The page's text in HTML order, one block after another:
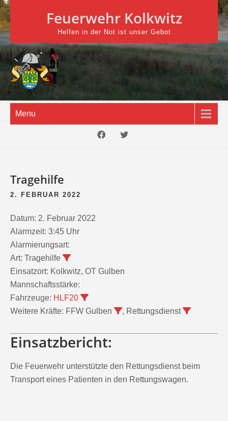
Skip
to
content
Feuerwehr Kolkwitz
Helfen in der Not ist unser Gebot
Menu
Tragehilfe
2. FEBRUAR 2022
Datum: 2. Februar 2022
Alarmzeit: 3:45 Uhr
Alarmierungsart:
Art: Tragehilfe
Einsatzort: Kolkwitz, OT Gulben
Mannschaftsstärke:
Fahrzeuge: HLF20
Weitere Kräfte: FFW Gulben , Rettungsdienst
Einsatzbericht:
Die Feuerwehr unterstützte den Rettungsdienst beim
Transport eines Patienten in den Rettungswagen.